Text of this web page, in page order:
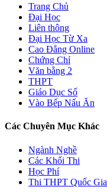
Trang Chủ
Đại Học
Liên thông
Đại Học Từ Xa
Cao Đẳng Online
Chứng Chỉ
Văn bằng 2
THPT
Giáo Dục Số
Vào Bếp Nấu Ăn
Các Chuyên Mục Khác
Ngành Nghề
Các Khối Thi
Học Phí
Thi THPT Quốc Gia